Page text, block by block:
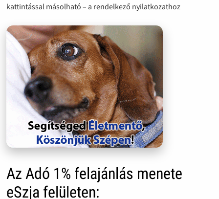
kattintással másolható – a rendelkező nyilatkozathoz
Az Adó 1% felajánlás menete
eSzja felületen: